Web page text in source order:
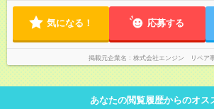
OK
気になる！ 応募する
掲載元企業名 株式会社エンジン リペア
あなたの閲覧履歴からのオス